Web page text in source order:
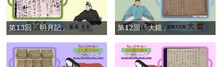
第13回「明月記」 第12回「大鏡」